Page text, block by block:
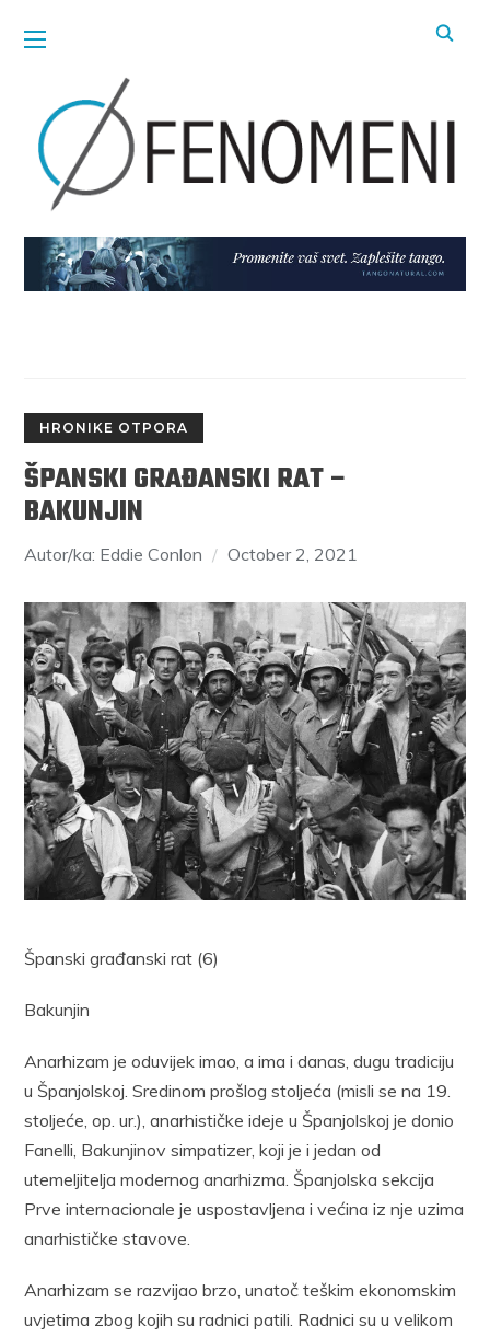
HRONIKE OTPORA
ŠPANSKI GRAĐANSKI RAT –
BAKUNJIN
Autor/ka: Eddie Conlon October 2, 2021
Španski građanski rat (6)
Bakunjin
Anarhizam je oduvijek imao, a ima i danas, dugu tradiciju
u Španjolskoj. Sredinom prošlog stoljeća (misli se na 19.
stoljeće, op. ur.), anarhističke ideje u Španjolskoj je donio
Fanelli, Bakunjinov simpatizer, koji je i jedan od
utemeljitelja modernog anarhizma. Španjolska sekcija
Prve internacionale je uspostavljena i većina iz nje uzima
anarhističke stavove.
Anarhizam se razvijao brzo, unatoč teškim ekonomskim
uvjetima zbog kojih su radnici patili. Radnici su u velikom